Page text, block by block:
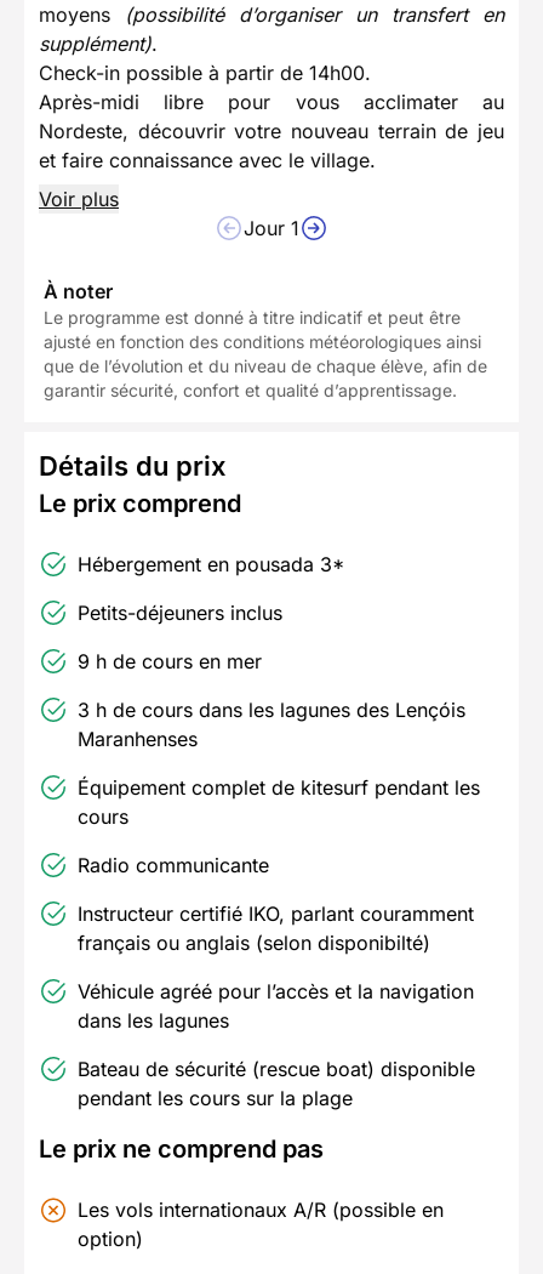
moyens (possibilité d’organiser un transfert en
supplément).
Check-in possible à partir de 14h00.
Après-midi libre pour vous acclimater au
Nordeste, découvrir votre nouveau terrain de jeu
et faire connaissance avec le village.
Voir plus
Jour 1
À noter
Le programme est donné à titre indicatif et peut être
ajusté en fonction des conditions météorologiques ainsi
que de l’évolution et du niveau de chaque élève, afin de
garantir sécurité, confort et qualité d’apprentissage.
Détails du prix
Le prix comprend
Hébergement en pousada 3*
Petits-déjeuners inclus
9 h de cours en mer
3 h de cours dans les lagunes des Lençóis
Maranhenses
Équipement complet de kitesurf pendant les
cours
Radio communicante
Instructeur certifié IKO, parlant couramment
français ou anglais (selon disponibilté)
Véhicule agréé pour l’accès et la navigation
dans les lagunes
Bateau de sécurité (rescue boat) disponible
pendant les cours sur la plage
Le prix ne comprend pas
Les vols internationaux A/R (possible en
option)